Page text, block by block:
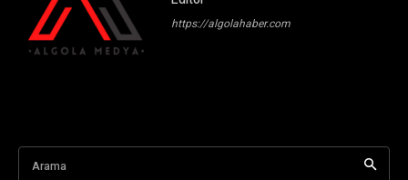
https://algolahaber.com
Arama